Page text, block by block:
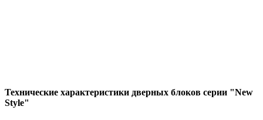
Технические характеристики дверных блоков серии "New
Style"